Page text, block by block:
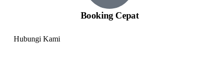
Booking Cepat
Hubungi Kami